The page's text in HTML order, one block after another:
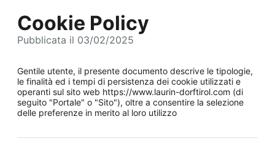
Cookie Policy
Pubblicata il 03/02/2025
Gentile utente, il presente documento descrive le tipologie,
le finalità ed i tempi di persistenza dei cookie utilizzati e
operanti sul sito web https://www.laurin-dorftirol.com (di
seguito "Portale" o "Sito"), oltre a consentire la selezione
delle preferenze in merito al loro utilizzo